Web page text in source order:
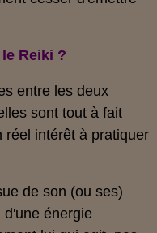
Reiki ?
entre les deux
sont tout à fait
réel intérêt à pratiquer
de son (ou ses)
d'une énergie